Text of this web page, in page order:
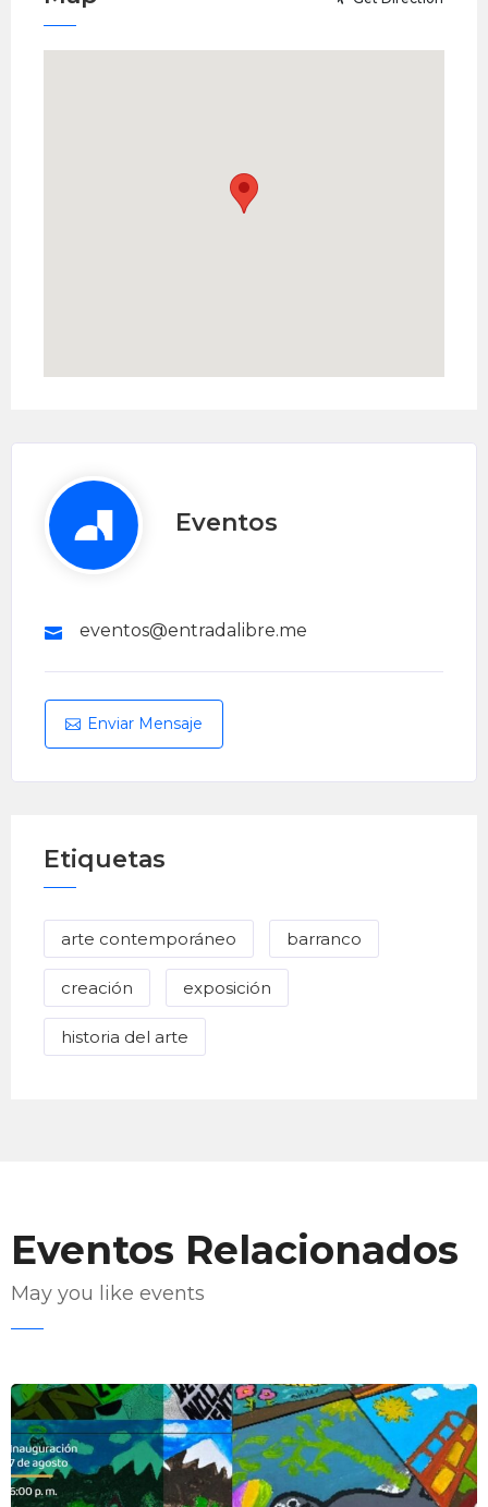
Eventos
eventos@entradalibre.me
Enviar Mensaje
Enviar Correo
Etiquetas
arte contemporáneo barranco
creación exposición
historia del arte
Eventos Relacionados
May you like events